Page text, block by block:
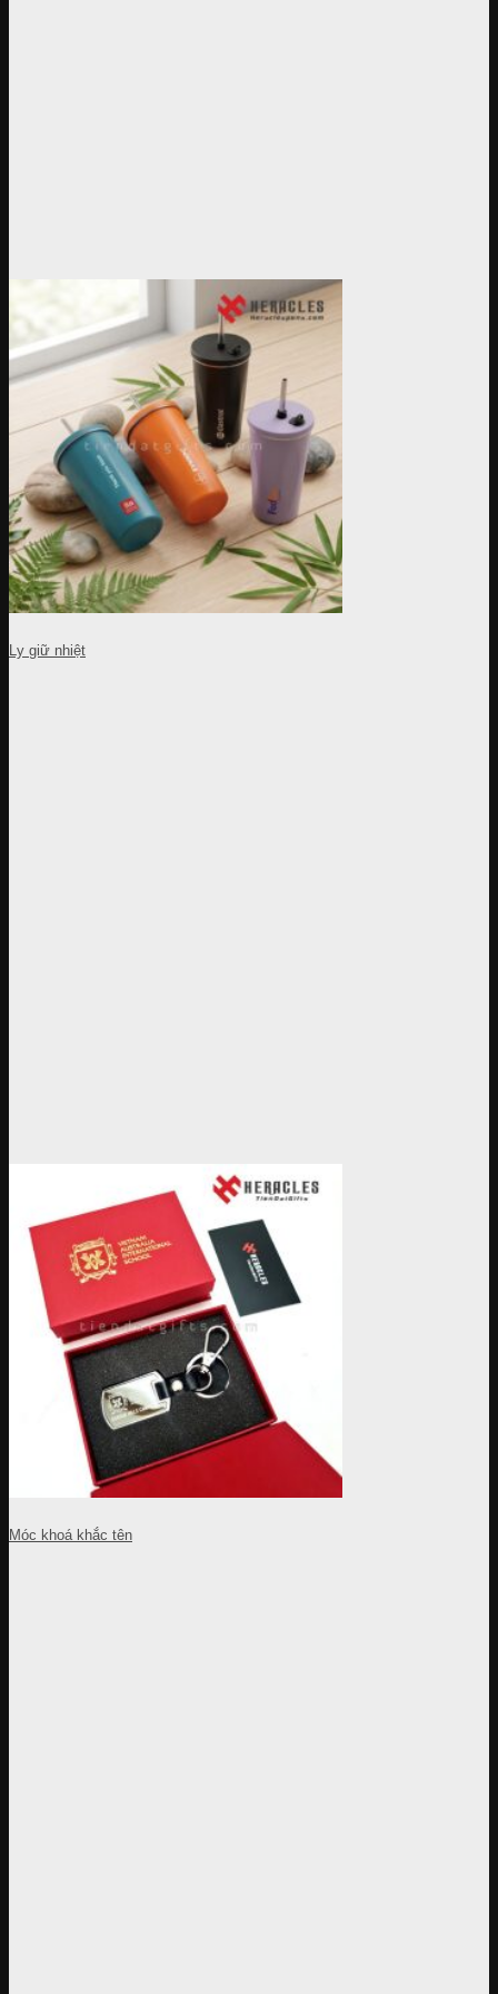
Ly giữ nhiệt
Móc khoá khắc tên